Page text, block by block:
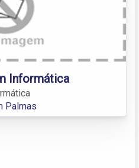
Informática
Palmas